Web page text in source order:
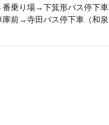
番乗り場→下箕形バス停下車
庫前→寺田バス停下車（和泉